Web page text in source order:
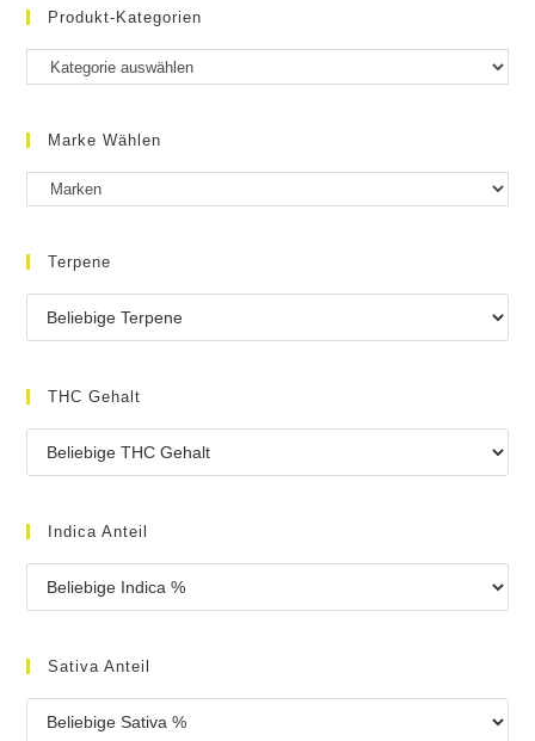
Produkt-Kategorien
Marke Wählen
Terpene
THC Gehalt
Indica Anteil
Sativa Anteil